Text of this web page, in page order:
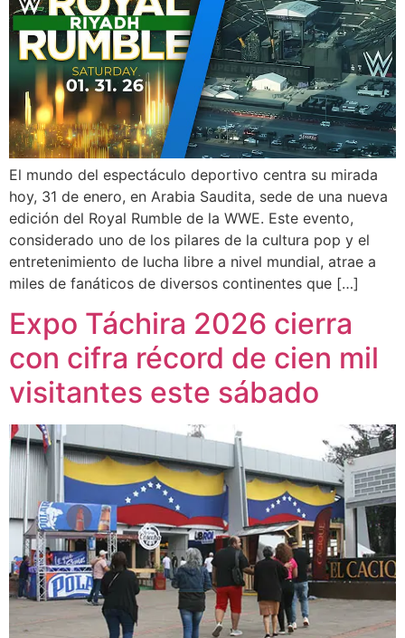
El mundo del espectáculo deportivo centra su mirada
hoy, 31 de enero, en Arabia Saudita, sede de una nueva
edición del Royal Rumble de la WWE. Este evento,
considerado uno de los pilares de la cultura pop y el
entretenimiento de lucha libre a nivel mundial, atrae a
miles de fanáticos de diversos continentes que […]
Expo Táchira 2026 cierra
con cifra récord de cien mil
visitantes este sábado